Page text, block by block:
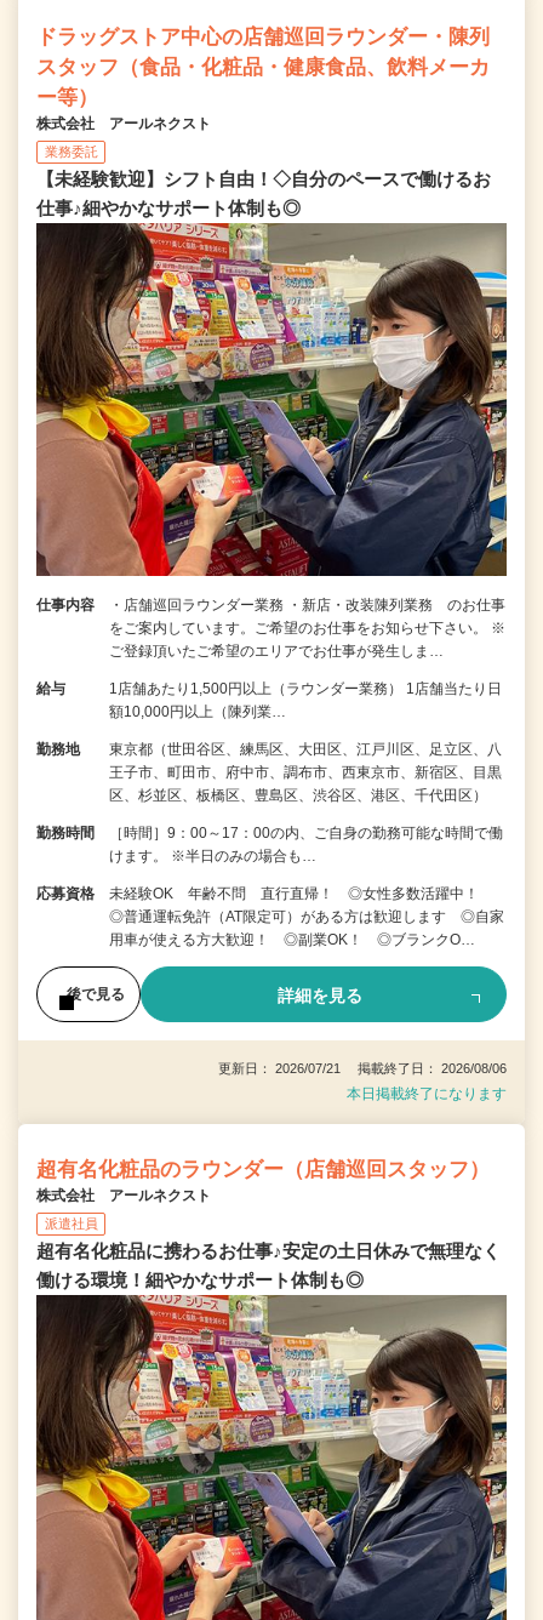
ドラッグストア中心の店舗巡回ラウンダー・陳列
スタッフ（食品・化粧品・健康食品、飲料メーカ
ー等）
株式会社 アールネクスト
業務委託
【未経験歓迎】シフト自由！◇自分のペースで働けるお
仕事♪細やかなサポート体制も◎
仕事内容
・店舗巡回ラウンダー業務 ・新店・改装陳列業務 のお仕事
をご案内しています。ご希望のお仕事をお知らせ下さい。 ※
ご登録頂いたご希望のエリアでお仕事が発生しま…
給与
1店舗あたり1,500円以上（ラウンダー業務） 1店舗当たり日
額10,000円以上（陳列業…
勤務地
東京都（世田谷区、練馬区、大田区、江戸川区、足立区、八
王子市、町田市、府中市、調布市、西東京市、新宿区、目黒
区、杉並区、板橋区、豊島区、渋谷区、港区、千代田区）
勤務時間
［時間］9：00～17：00の内、ご自身の勤務可能な時間で働
けます。 ※半日のみの場合も…
応募資格
未経験OK 年齢不問 直行直帰！ ◎女性多数活躍中！
◎普通運転免許（AT限定可）がある方は歓迎します ◎自家
用車が使える方大歓迎！ ◎副業OK！ ◎ブランクO…
後で見る 詳細を見る
更新日： 2026/07/21 掲載終了日： 2026/08/06
本日掲載終了になります
超有名化粧品のラウンダー（店舗巡回スタッフ）
株式会社 アールネクスト
派遣社員
超有名化粧品に携わるお仕事♪安定の土日休みで無理なく
働ける環境！細やかなサポート体制も◎